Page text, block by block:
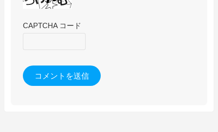
CAPTCHA コード